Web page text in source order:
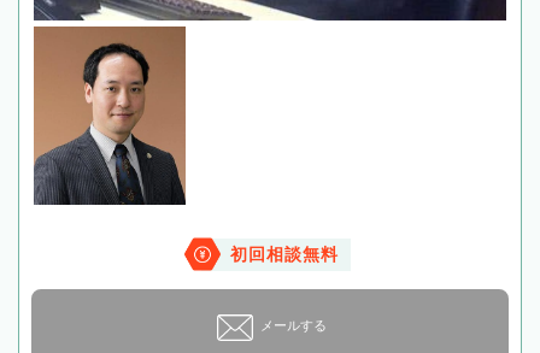
初回相談無料
メールする